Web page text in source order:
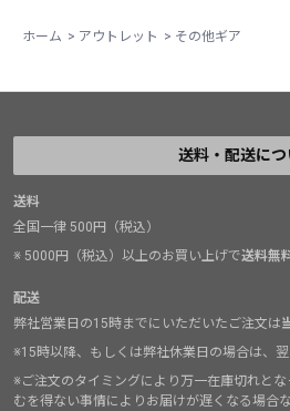
ホーム > アウトレット > その他ギア
送料・配送につ
送料
全国一律 500円（税込）
※ 5000円（税込）以上のお買い上げで送料無
配送
弊社営業日の15時までにいただいたご注文は
※15時以降、もしくは弊社休業日の場合は、翌
※ご注文のタイミングにより万一在庫切れと
むを得ない事情によりお届けが遅くなる場合